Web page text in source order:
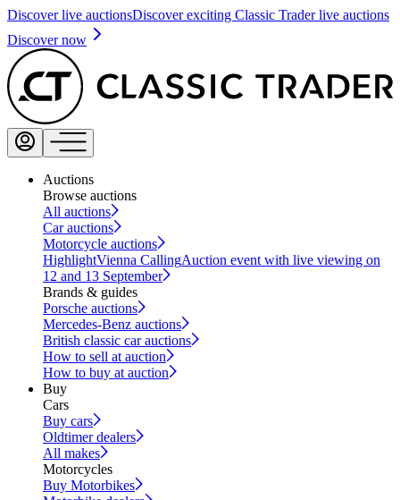
Discover live auctionsDiscover exciting Classic Trader live auctions
Discover now
Auctions
Browse auctions
All auctions
Car auctions
Motorcycle auctions
HighlightVienna CallingAuction event with live viewing on
12 and 13 September
Brands & guides
Porsche auctions
Mercedes-Benz auctions
British classic car auctions
How to sell at auction
How to buy at auction
Buy
Cars
Buy cars
Oldtimer dealers
All makes
Motorcycles
Buy Motorbikes